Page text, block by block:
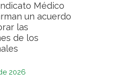
Médico
un acuerdo
las
de los
2026